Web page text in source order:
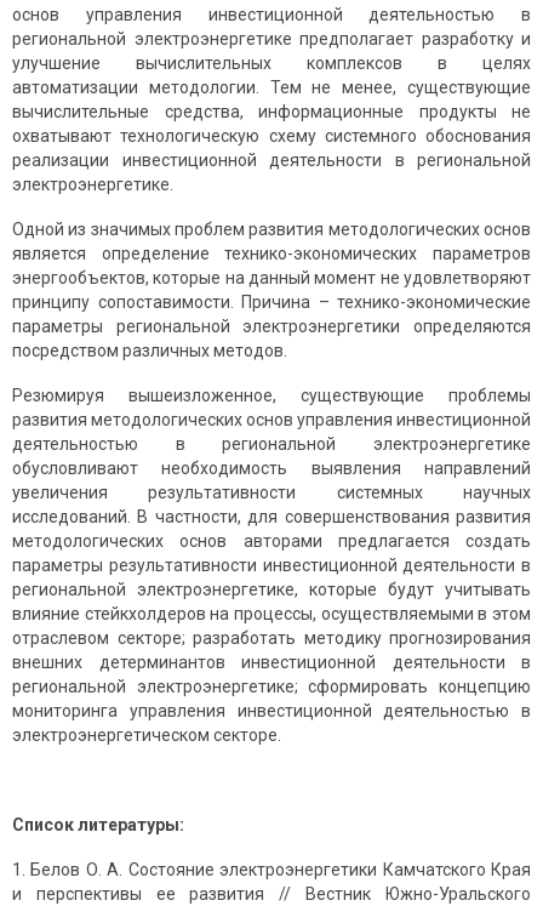
основ управления инвестиционной деятельностью в
региональной электроэнергетике предполагает разработку и
улучшение вычислительных комплексов в целях
автоматизации методологии. Тем не менее, существующие
вычислительные средства, информационные продукты не
охватывают технологическую схему системного обоснования
реализации инвестиционной деятельности в региональной
электроэнергетике.
Одной из значимых проблем развития методологических основ
является определение технико-экономических параметров
энергообъектов, которые на данный момент не удовлетворяют
принципу сопоставимости. Причина – технико-экономические
параметры региональной электроэнергетики определяются
посредством различных методов.
Резюмируя вышеизложенное, существующие проблемы
развития методологических основ управления инвестиционной
деятельностью в региональной электроэнергетике
обусловливают необходимость выявления направлений
увеличения результативности системных научных
исследований. В частности, для совершенствования развития
методологических основ авторами предлагается создать
параметры результативности инвестиционной деятельности в
региональной электроэнергетике, которые будут учитывать
влияние стейкхолдеров на процессы, осуществляемыми в этом
отраслевом секторе; разработать методику прогнозирования
внешних детерминантов инвестиционной деятельности в
региональной электроэнергетике; сформировать концепцию
мониторинга управления инвестиционной деятельностью в
электроэнергетическом секторе.
Список литературы:
Белов О. А. Состояние электроэнергетики Камчатского Края
и перспективы ее развития // Вестник Южно-Уральского